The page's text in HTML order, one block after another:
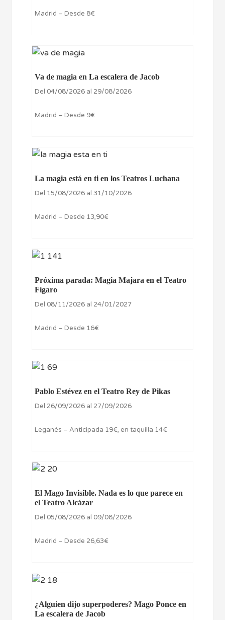
Madrid – Desde 8€
Va de magia en La escalera de Jacob
Del 04/08/2026 al 29/08/2026
Madrid – Desde 9€
La magia está en ti en los Teatros Luchana
Del 15/08/2026 al 31/10/2026
Madrid – Desde 13,90€
Próxima parada: Magia Majara en el Teatro
Fígaro
Del 08/11/2026 al 24/01/2027
Madrid – Desde 16€
Pablo Estévez en el Teatro Rey de Pikas
Del 26/09/2026 al 27/09/2026
Leganés – Anticipada 19€, en taquilla 14€
El Mago Invisible. Nada es lo que parece en
el Teatro Alcázar
Del 05/08/2026 al 09/08/2026
Madrid – Desde 26,63€
¿Alguien dijo superpoderes? Mago Ponce en
La escalera de Jacob